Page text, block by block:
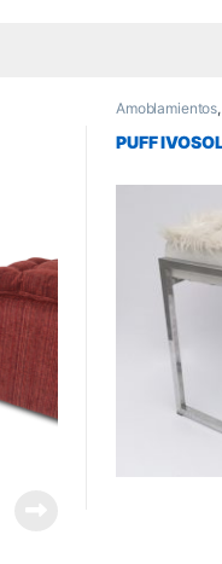
Amoblamientos,
Muebles para
PUFF